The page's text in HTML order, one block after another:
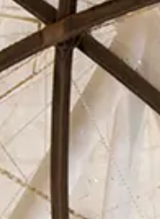
El Círculo Asociados